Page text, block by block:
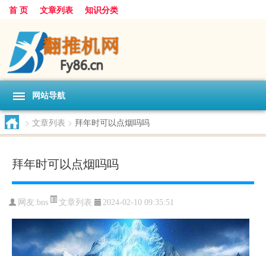
首 页 文章列表 知识分类
网站导航
> 文章列表 > 拜年时可以点烟吗吗
拜年时可以点烟吗吗
网友:bns 文章列表 2024-02-10 09:35:51